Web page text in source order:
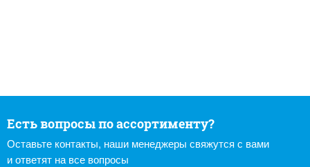
Есть вопросы по ассортименту?
Оставьте контакты, наши менеджеры свяжутся с вами
и ответят на все вопросы